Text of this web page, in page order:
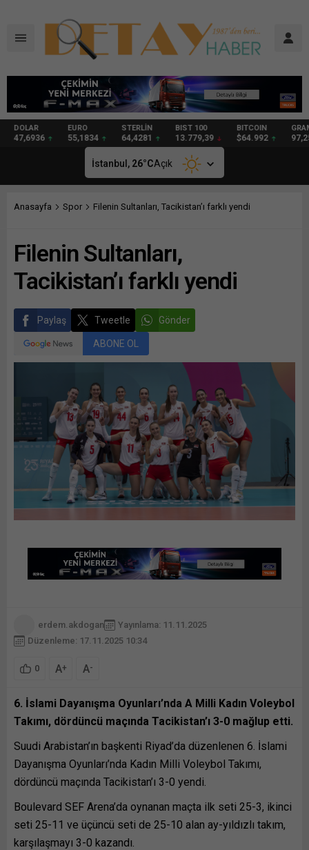
DOLAR
47,6936
EURO
55,1834
STERLİN
64,4281
BIST 100
13.779,39
BITCOIN
$64.992 97,25
İstanbul, 26°CAçık
Anasayfa Spor Filenin Sultanları, Tacikistan’ı farklı yendi
Filenin Sultanları,
Tacikistan’ı farklı yendi
Paylaş Tweetle Gönder
ABONE OL
erdem.akdogan
Yayınlama: 11.11.2025
Düzenleme: 17.11.2025 10:34
0 A+ A-
6. İslami Dayanışma Oyunları’nda A Milli Kadın Voleybol
Takımı, dördüncü maçında Tacikistan’ı 3-0 mağlup etti.
Suudi Arabistan’ın başkenti Riyad’da düzenlenen 6. İslami
Dayanışma Oyunları’nda Kadın Milli Voleybol Takımı,
dördüncü maçında Tacikistan’ı 3-0 yendi.
Boulevard SEF Arena’da oynanan maçta ilk seti 25-3, ikinci
seti 25-11 ve üçüncü seti de 25-10 alan ay-yıldızlı takım,
karşılaşmayı 3-0 kazandı.